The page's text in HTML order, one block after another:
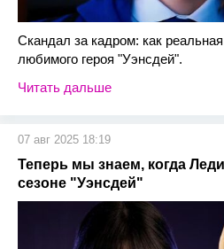
Скандал за кадром: как
любимого героя "Уэнсдей".
Читать дальше
07 авг 2025 18:19
Теперь мы знаем, когда
сезоне "Уэнсдей"